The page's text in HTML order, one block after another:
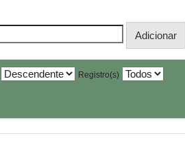
Registro(s)